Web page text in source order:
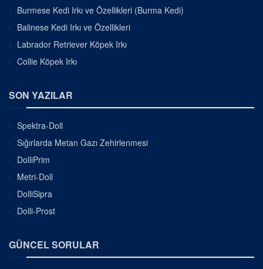
Burmese Kedi Irkı ve Özellikleri (Burma Kedi)
Balinese Kedi Irkı ve Özellikleri
Labrador Retriever Köpek Irkı
Collie Köpek Irkı
SON YAZILAR
Spektra-Doll
Sığırlarda Metan Gazı Zehirlenmesi
DolliPrim
Metri-Doll
DolliSipra
Dolli-Prost
GÜNCEL SORULAR